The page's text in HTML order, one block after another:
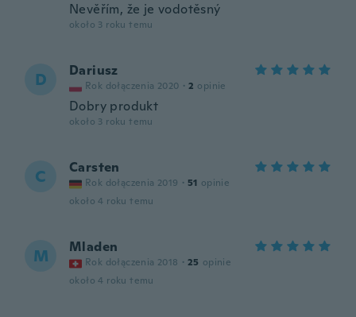
Nevěřím, že je vodotěsný
około 3 roku temu
D Dariusz
Rok dołączenia 2020 · 2 opinie
Dobry produkt
około 3 roku temu
C Carsten
Rok dołączenia 2019 · 51 opinie
około 4 roku temu
M Mladen
Rok dołączenia 2018 · 25 opinie
około 4 roku temu